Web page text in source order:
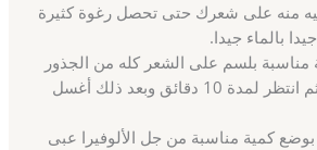
منه على شعرك حتى تحصل رغوة كثيرة
بالماء جيدا.
بلسم على الشعر كله من الجذور
حتى الأطراف ثم انتظر لمدة 10 دقائق وبعد ذلك أغسل
كمية مناسبة من جل الألوفيرا عبى